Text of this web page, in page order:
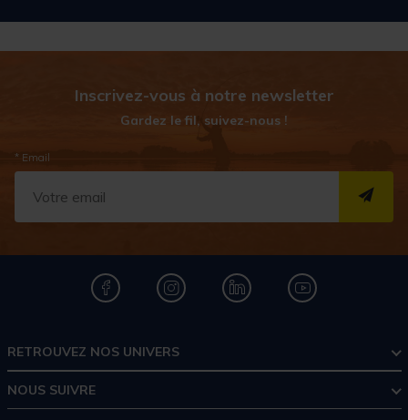
Inscrivez-vous à notre newsletter
Gardez le fil, suivez-nous !
* Email
RETROUVEZ NOS UNIVERS
NOUS SUIVRE